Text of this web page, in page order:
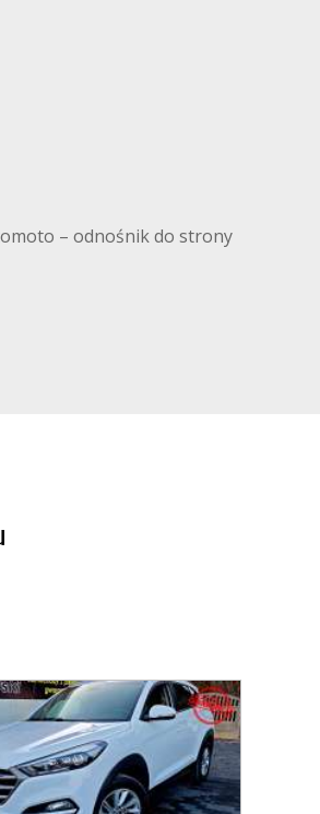
– odnośnik do strony